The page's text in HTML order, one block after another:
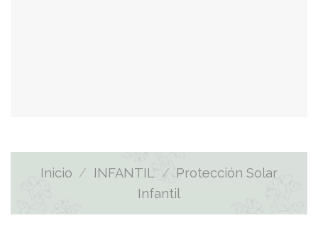
Inicio / INFANTIL / Protección Solar
Infantil